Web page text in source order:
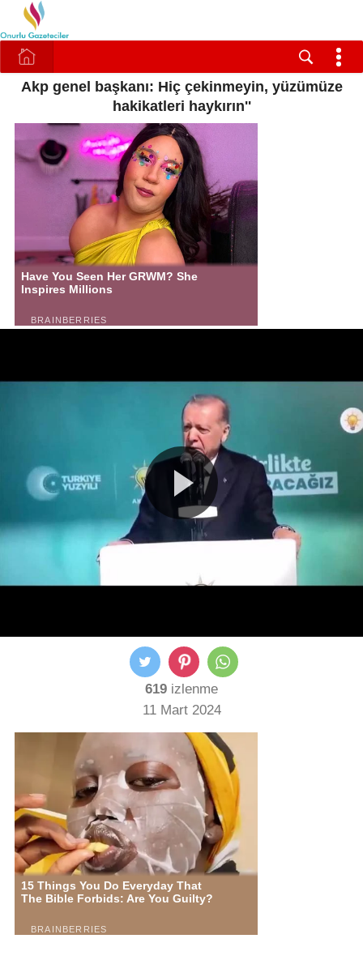
Akp genel başkanı: Hiç çekinmeyin, yüzümüze
hakikatleri haykırın''
619 izlenme
11 Mart 2024